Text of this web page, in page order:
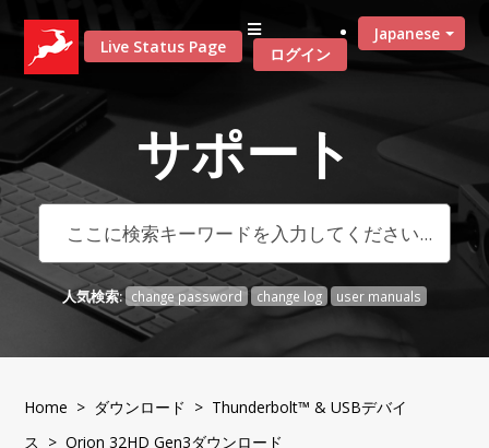
Live Status Page
Japanese
ログイン
サポート
人気検索: change password change log user manuals
Home > ダウンロード > Thunderbolt™ & USBデバイ
ス > Orion 32HD Gen3ダウンロード